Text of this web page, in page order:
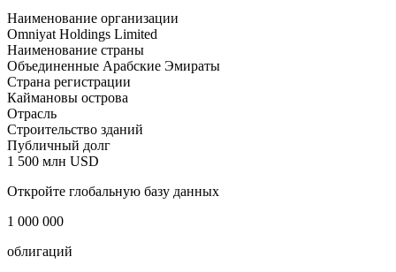
Наименование организации
Omniyat Holdings Limited
Наименование страны
Объединенные Арабские Эмираты
Страна регистрации
Каймановы острова
Отрасль
Строительство зданий
Публичный долг
1 500 млн USD
Откройте глобальную базу данных
1 000 000
облигаций